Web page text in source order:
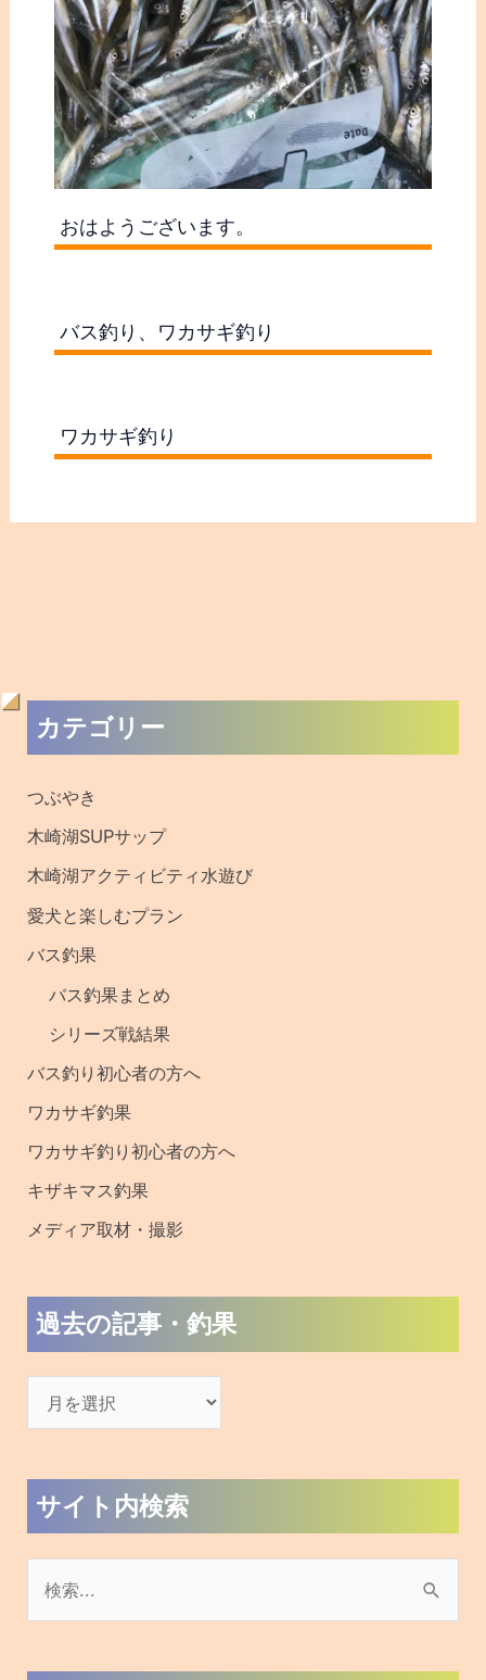
おはようございます。
バス釣り、ワカサギ釣り
ワカサギ釣り
カテゴリー
つぶやき
木崎湖SUPサップ
木崎湖アクティビティ水遊び
愛犬と楽しむプラン
バス釣果
バス釣果まとめ
シリーズ戦結果
バス釣り初心者の方へ
ワカサギ釣果
ワカサギ釣り初心者の方へ
キザキマス釣果
メディア取材・撮影
過去の記事・釣果
過
去
・
釣
果
サイト内検索